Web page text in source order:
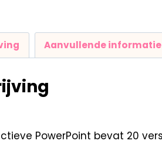
Aanvullende informatie
PowerPoint bevat 20